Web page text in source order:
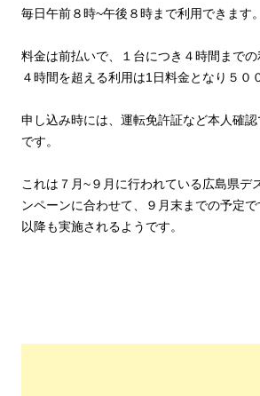
毎日午前８時~午後８時まで利用できます。
料金は前払いで、１台につき４時間までの
４時間を超える利用は1日料金となり５０
申し込み時には、運転免許証など本人確
です。
これは７月~９月に行われている広島県デ
ンペーンに合わせて、９月末までの予定
以降も実施されるようです。